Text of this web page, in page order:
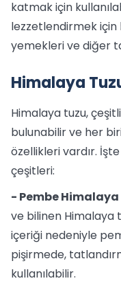
katmak için
lezzetlendirmek
yemekleri ve diğer
Himalaya
Himalaya tuzu,
bulunabilir ve her
özellikleri vardır.
çeşitleri:
- Pembe Himalaya
ve bilinen Himalaya
içeriği nedeniyle
pişirmede,
kullanılabilir.